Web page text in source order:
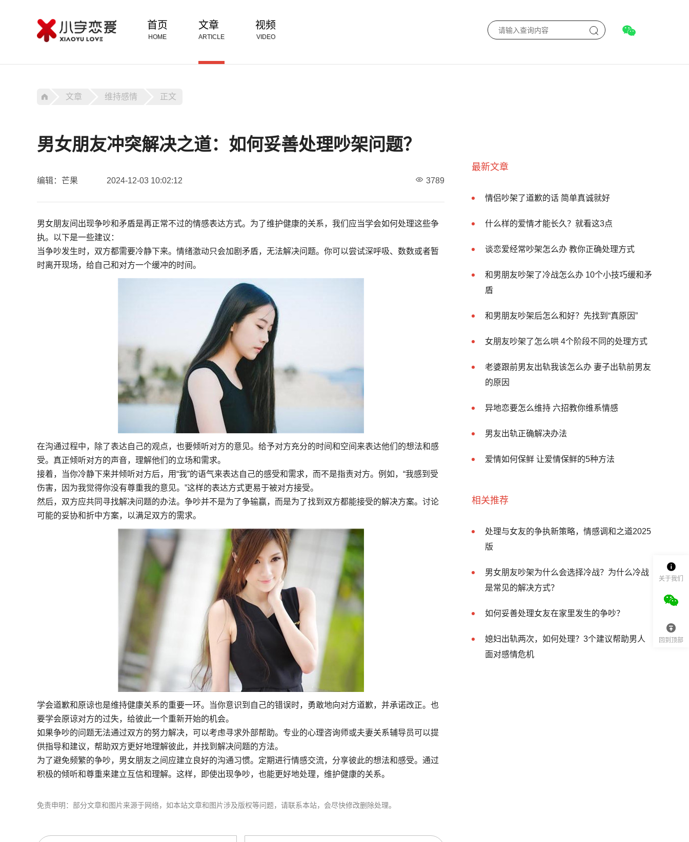
首页
HOME
文章
ARTICLE
视频
VIDEO
文章 维持感情 正文
男女朋友冲突解决之道：如何妥善处理吵架问题？
编辑：芒果 2024-12-03 10:02:12 3789
男女朋友间出现争吵和矛盾是再正常不过的情感表达方式。为了维护健康的关系，我们应当学会如何处理这些争
执。以下是一些建议：
当争吵发生时，双方都需要冷静下来。情绪激动只会加剧矛盾，无法解决问题。你可以尝试深呼吸、数数或者暂
时离开现场，给自己和对方一个缓冲的时间。
在沟通过程中，除了表达自己的观点，也要倾听对方的意见。给予对方充分的时间和空间来表达他们的想法和感
受。真正倾听对方的声音，理解他们的立场和需求。
接着，当你冷静下来并倾听对方后，用“我”的语气来表达自己的感受和需求，而不是指责对方。例如，“我感到受
伤害，因为我觉得你没有尊重我的意见。”这样的表达方式更易于被对方接受。
然后，双方应共同寻找解决问题的办法。争吵并不是为了争输赢，而是为了找到双方都能接受的解决方案。讨论
可能的妥协和折中方案，以满足双方的需求。
学会道歉和原谅也是维持健康关系的重要一环。当你意识到自己的错误时，勇敢地向对方道歉，并承诺改正。也
要学会原谅对方的过失，给彼此一个重新开始的机会。
如果争吵的问题无法通过双方的努力解决，可以考虑寻求外部帮助。专业的心理咨询师或夫妻关系辅导员可以提
供指导和建议，帮助双方更好地理解彼此，并找到解决问题的方法。
为了避免频繁的争吵，男女朋友之间应建立良好的沟通习惯。定期进行情感交流，分享彼此的想法和感受。通过
积极的倾听和尊重来建立互信和理解。这样，即使出现争吵，也能更好地处理，维护健康的关系。
免责申明：部分文章和图片来源于网络，如本站文章和图片涉及版权等问题，请联系本站，会尽快修改删除处理。
最新文章
情侣吵架了道歉的话 简单真诚就好
什么样的爱情才能长久？就看这3点
谈恋爱经常吵架怎么办 教你正确处理方式
和男朋友吵架了冷战怎么办 10个小技巧缓和矛
盾
和男朋友吵架后怎么和好？先找到“真原因”
女朋友吵架了怎么哄 4个阶段不同的处理方式
老婆跟前男友出轨我该怎么办 妻子出轨前男友
的原因
异地恋要怎么维持 六招教你维系情感
男友出轨正确解决办法
爱情如何保鲜 让爱情保鲜的5种方法
相关推荐
处理与女友的争执新策略，情感调和之道2025
版
男女朋友吵架为什么会选择冷战？为什么冷战
是常见的解决方式？
如何妥善处理女友在家里发生的争吵？
媳妇出轨两次，如何处理？3个建议帮助男人
面对感情危机
关于我们
回到顶部